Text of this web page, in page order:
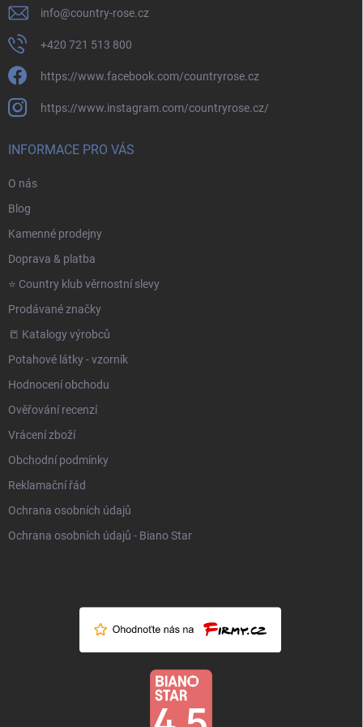
info@country-rose.cz
+420 721 513 800
https://www.facebook.com/countryrose.cz
https://www.instagram.com/countryrose.cz/
INFORMACE PRO VÁS
O nás
Blog
Kamenné prodejny
Doprava & platba
⭐️ Country klub věrnostní slevy
Prodávané značky
📒 Katalogy výrobců
Potahové látky - vzorník
Hodnocení obchodu
Ověřování recenzí
Vrácení zboží
Obchodní podmínky
Reklamační řád
Ochrana osobních údajů
Ochrana osobních údajů - Biano Star